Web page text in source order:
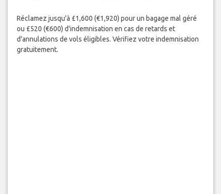
Réclamez jusqu'à £1,600 (€1,920) pour un bagage mal géré
ou £520 (€600) d'indemnisation en cas de retards et
d'annulations de vols éligibles. Vérifiez votre indemnisation
gratuitement.